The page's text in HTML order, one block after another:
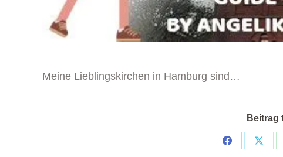
Meine Lieblingskirchen in Hamburg sind…
Beitrag
Teilen
Teilen